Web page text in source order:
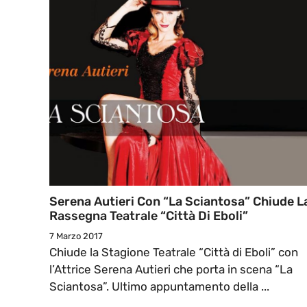
Serena Autieri Con “La Sciantosa” Chiude
Rassegna Teatrale “Città Di Eboli”
7 Marzo 2017
Chiude la Stagione Teatrale “Città di Eboli” con
l’Attrice Serena Autieri che porta in scena “La
Sciantosa”. Ultimo appuntamento della ...